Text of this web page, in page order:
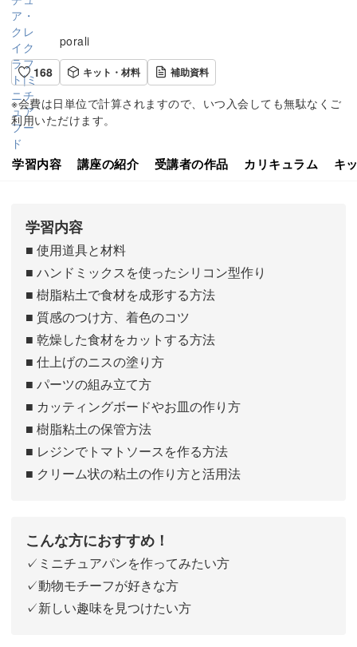
porali
168
キット・材料 補助資料
※会費は日単位で計算されますので、いつ入会しても無駄なくご
利用いただけます。
学習内容 講座の紹介 受講者の作品 カリキュラム キ
学習内容
■ 使用道具と材料
■ ハンドミックスを使ったシリコン型作り
■ 樹脂粘土で食材を成形する方法
■ 質感のつけ方、着色のコツ
■ 乾燥した食材をカットする方法
■ 仕上げのニスの塗り方
■ パーツの組み立て方
■ カッティングボードやお皿の作り方
■ 樹脂粘土の保管方法
■ レジンでトマトソースを作る方法
■ クリーム状の粘土の作り方と活用法
こんな方におすすめ！
✓ミニチュアパンを作ってみたい方
✓動物モチーフが好きな方
✓新しい趣味を見つけたい方